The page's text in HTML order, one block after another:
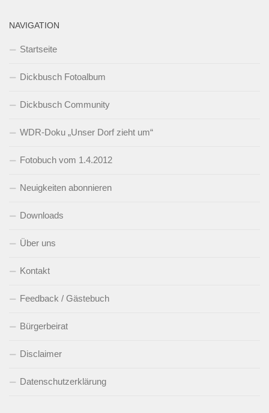
NAVIGATION
Startseite
Dickbusch Fotoalbum
Dickbusch Community
WDR-Doku „Unser Dorf zieht um“
Fotobuch vom 1.4.2012
Neuigkeiten abonnieren
Downloads
Über uns
Kontakt
Feedback / Gästebuch
Bürgerbeirat
Disclaimer
Datenschutzerklärung